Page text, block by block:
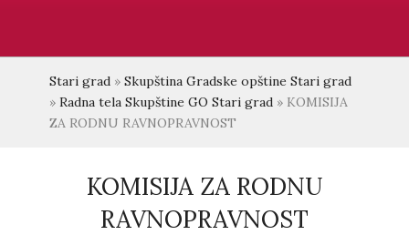
Stari grad » Skupština Gradske opštine Stari grad
» Radna tela Skupštine GO Stari grad » KOMISIJA
ZA RODNU RAVNOPRAVNOST
KOMISIJA ZA RODNU
RAVNOPRAVNOST